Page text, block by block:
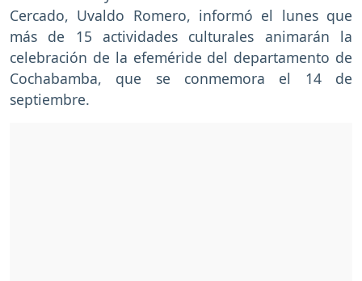
Cercado, Uvaldo Romero, informó el lunes que
más de 15 actividades culturales animarán la
celebración de la efeméride del departamento de
Cochabamba, que se conmemora el 14 de
septiembre.